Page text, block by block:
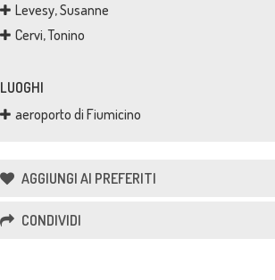
Levesy, Susanne
Cervi, Tonino
LUOGHI
aeroporto di Fiumicino
AGGIUNGI AI PREFERITI
CONDIVIDI